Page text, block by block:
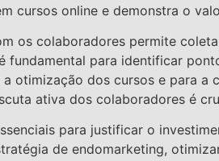
cursos online e demonstra o
os colaboradores permite
fundamental para identificar
otimização dos cursos e para
ativa dos colaboradores é
para justificar o
de endomarketing,